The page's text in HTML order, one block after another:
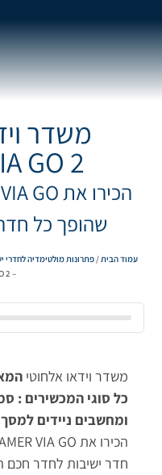
משדר
GO 2
שהופך כל
עמוד הבית / פתרונות מולטימדיה לחדרי
– KRAMER VIA GO 2
משדר וידאו אלחוטי
כל סוגי המכשירים :
ומחשבים ניידים
חדר ישיבות לחדר חכם